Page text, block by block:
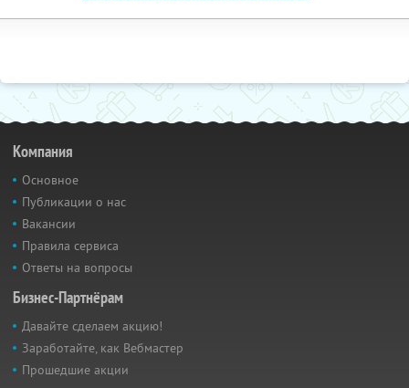
Компания
Основное
Публикации о нас
Вакансии
Правила сервиса
Ответы на вопросы
Бизнес-Партнёрам
Давайте сделаем акцию!
Заработайте, как Вебмастер
Прошедшие акции